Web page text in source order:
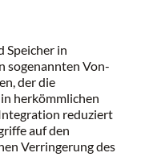
Speicher in
sogenannten Von-
der die
herkömmlichen
reduziert
auf den
Verringerung des